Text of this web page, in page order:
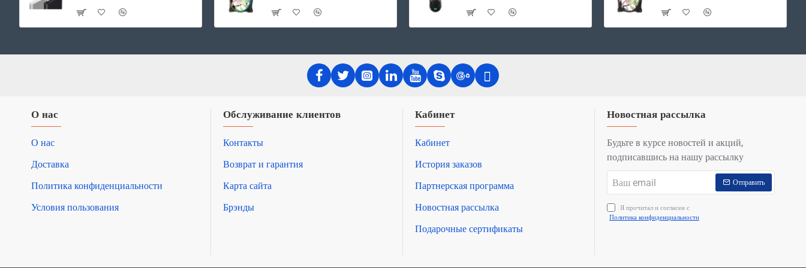
О нас
О нас
Доставка
Политика конфиденциальности
Условия пользования
Обслуживание клиентов
Контакты
Возврат и гарантия
Карта сайта
Брэнды
Кабинет
Кабинет
История заказов
Партнерская программа
Новостная рассылка
Подарочные сертификаты
Новостная рассылка
Будьте в курсе новостей и акций,
подписавшись на нашу рассылку
Ваш
email
Отправить
Я прочитал и согласен с
Политика конфиденциальности